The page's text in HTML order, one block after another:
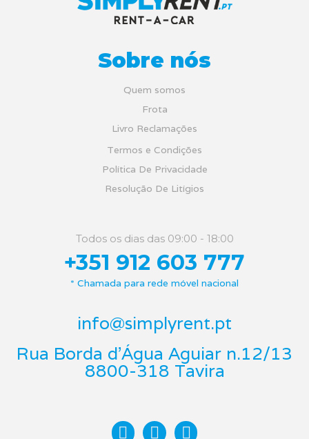
Sobre nós
Quem somos
Frota
Livro Reclamações
Termos e Condições
Política De Privacidade
Resolução De Litígios
Todos os dias das 09:00 - 18:00
+351 912 603 777
* Chamada para rede móvel nacional
info@simplyrent.pt
Rua Borda d'Água Aguiar n.12/13
8800-318 Tavira